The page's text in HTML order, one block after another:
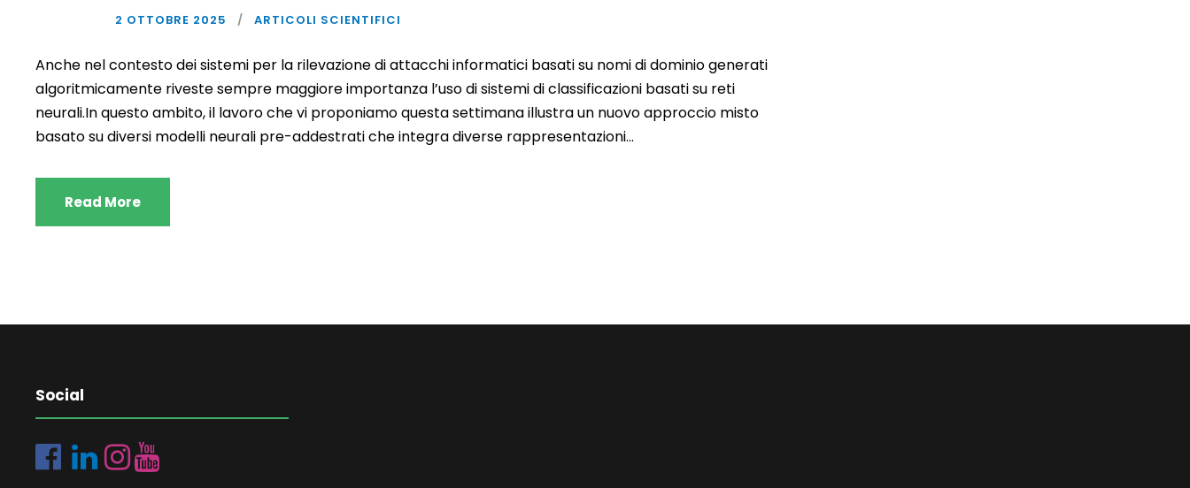
2 OTTOBRE 2025 ARTICOLI SCIENTIFICI
Anche nel contesto dei sistemi per la rilevazione di attacchi informatici basati su nomi di dominio generati
algoritmicamente riveste sempre maggiore importanza l’uso di sistemi di classificazioni basati su reti
neurali.In questo ambito, il lavoro che vi proponiamo questa settimana illustra un nuovo approccio misto
basato su diversi modelli neurali pre-addestrati che integra diverse rappresentazioni...
Read More
Social